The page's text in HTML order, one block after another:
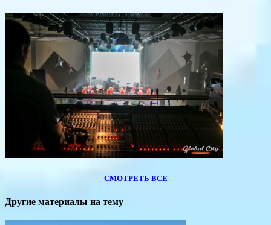
СМОТРЕТЬ ВСЕ
Другие материалы на тему